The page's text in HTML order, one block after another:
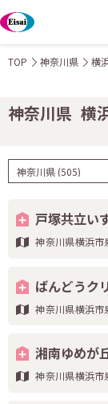
TOP 神奈川県 横
神奈川県 横
戸塚共立い
神奈川県横浜市
ばんどうク
神奈川県横浜市
湘南ゆめが
神奈川県横浜市